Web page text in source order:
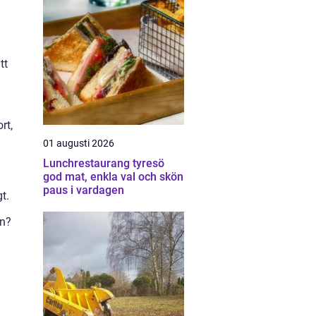
01 augusti 2026
Lunchrestaurang tyresö
god mat, enkla val och skön
paus i vardagen